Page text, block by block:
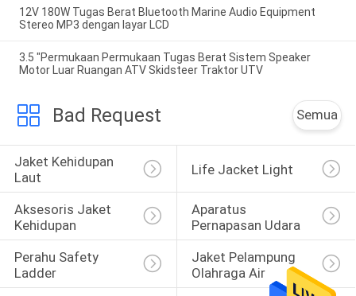
12V 180W Tugas Berat Bluetooth Marine Audio Equipment
Stereo MP3 dengan layar LCD
3.5 "Permukaan Permukaan Tugas Berat Sistem Speaker
Motor Luar Ruangan ATV Skidsteer Traktor UTV
Bad Request Semua
Jaket Kehidupan
Laut
Life Jacket Light
Aksesoris Jaket
Kehidupan
Aparatus
Pernapasan Udara
Perahu Safety
Ladder
Jaket Pelampung
Olahraga Air